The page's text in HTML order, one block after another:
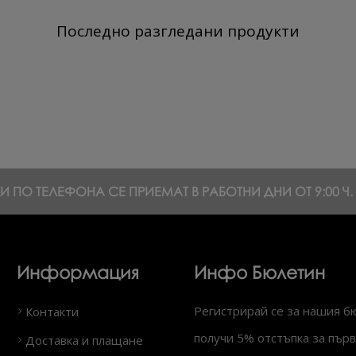
Последно разгледани продукти
ПО ТЕЛЕФОНА СЕ ПРИЕМАТ В РАБОТНИ ДНИ ОТ 9:00 Ч.
Информация
Контакти
Доставка и плащане
Инфо Бюлетин
Регистрирай се за нашия
получи 5% отстъпка за